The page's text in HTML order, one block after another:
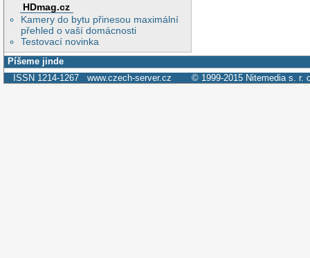
HDmag.cz
Kamery do bytu přinesou maximální
přehled o vaší domácnosti
Testovací novinka
Píšeme jinde
ISSN 1214-1267 www.czech-server.cz © 1999-2015 Nitemedia s. r.